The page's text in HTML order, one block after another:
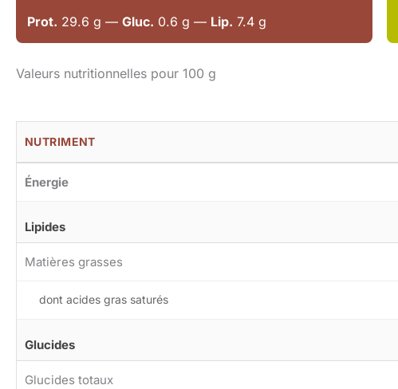
Prot. 29.6 g — Gluc. 0.6 g — Lip. 7.4 g
Valeurs nutritionnelles pour 100 g
NUTRIMENT
Énergie
Lipides
Matières grasses
dont acides gras saturés
Glucides
Glucides totaux